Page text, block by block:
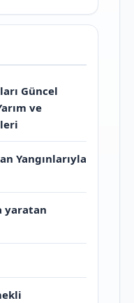
Güncel
ve
Yangınlarıyla
yaratan